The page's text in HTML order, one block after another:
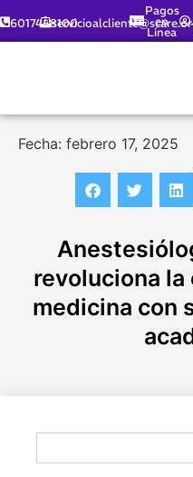
6017448100
Pagos
en
Línea
Fecha: febrero 17, 2025
revoluciona
medicina con